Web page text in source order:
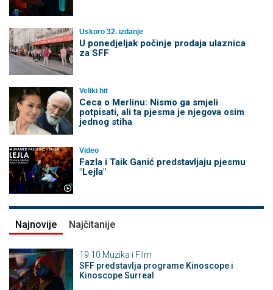
Uskoro 32. izdanje
U ponedjeljak počinje prodaja ulaznica
za SFF
Veliki hit
Ceca o Merlinu: Nismo ga smjeli
potpisati, ali ta pjesma je njegova osim
jednog stiha
Video
Fazla i Taik Ganić predstavljaju pjesmu
"Lejla"
Najnovije Najčitanije
19:10 Muzika i Film
SFF predstavlja programe Kinoscope i
Kinoscope Surreal